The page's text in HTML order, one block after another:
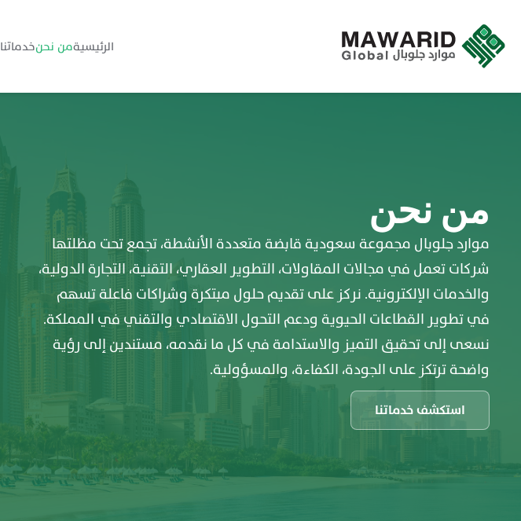
الرئيسيةمن نحنخدماتنا
من نحن
موارد جلوبال مجموعة سعودية قابضة متعددة الأنشطة، تجمع تحت مظلتها
شركات تعمل في مجالات المقاولات، التطوير العقاري، التقنية، التجارة الدولية،
والخدمات الإلكترونية. نركز على تقديم حلول مبتكرة وشراكات فاعلة تسهم
في تطوير القطاعات الحيوية ودعم التحول الاقتصادي والتقني في المملكة.
نسعى إلى تحقيق التميز والاستدامة في كل ما نقدمه، مستندين إلى رؤية
واضحة ترتكز على الجودة، الكفاءة، والمسؤولية.
استكشف خدماتنا